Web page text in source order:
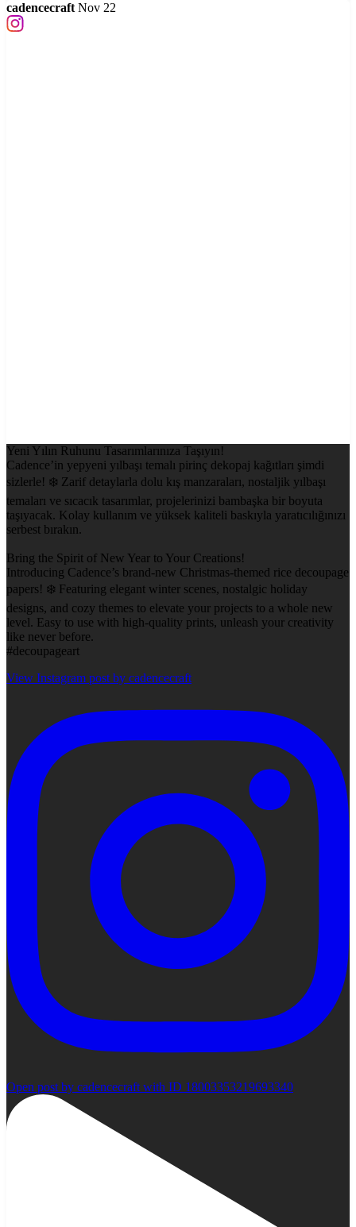
cadencecraft Nov 22
Yeni Yılın Ruhunu Tasarımlarınıza Taşıyın!
Cadence’in yepyeni yılbaşı temalı pirinç dekopaj kağıtları şimdi
sizlerle! ❄️ Zarif detaylarla dolu kış manzaraları, nostaljik yılbaşı
temaları ve sıcacık tasarımlar, projelerinizi bambaşka bir boyuta
taşıyacak. Kolay kullanım ve yüksek kaliteli baskıyla yaratıcılığınızı
serbest bırakın.
Bring the Spirit of New Year to Your Creations!
Introducing Cadence’s brand-new Christmas-themed rice decoupage
papers! ❄️ Featuring elegant winter scenes, nostalgic holiday
designs, and cozy themes to elevate your projects to a whole new
level. Easy to use with high-quality prints, unleash your creativity
like never before.
#decoupageart
View Instagram post by cadencecraft
Open post by cadencecraft with ID 18003353219693340